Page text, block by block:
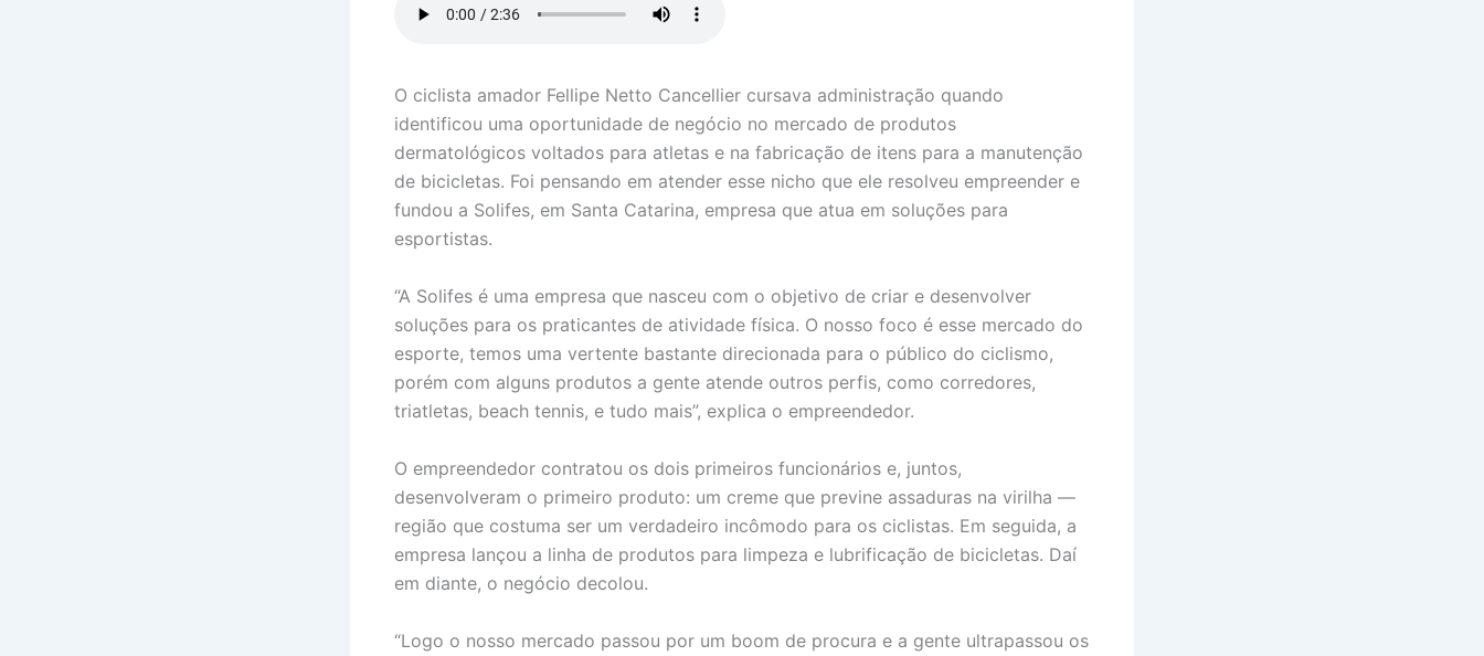
O ciclista amador Fellipe Netto Cancellier cursava administração quando
identificou uma oportunidade de negócio no mercado de produtos
dermatológicos voltados para atletas e na fabricação de itens para a manutenção
de bicicletas. Foi pensando em atender esse nicho que ele resolveu empreender e
fundou a Solifes, em Santa Catarina, empresa que atua em soluções para
esportistas.
“A Solifes é uma empresa que nasceu com o objetivo de criar e desenvolver
soluções para os praticantes de atividade física. O nosso foco é esse mercado do
esporte, temos uma vertente bastante direcionada para o público do ciclismo,
porém com alguns produtos a gente atende outros perfis, como corredores,
triatletas, beach tennis, e tudo mais”, explica o empreendedor.
O empreendedor contratou os dois primeiros funcionários e, juntos,
desenvolveram o primeiro produto: um creme que previne assaduras na virilha —
região que costuma ser um verdadeiro incômodo para os ciclistas. Em seguida, a
empresa lançou a linha de produtos para limpeza e lubrificação de bicicletas. Daí
em diante, o negócio decolou.
“Logo o nosso mercado passou por um boom de procura e a gente ultrapassou os